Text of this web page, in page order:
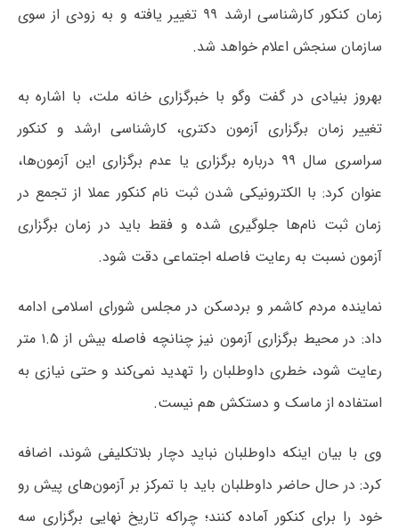
زمان کنکور کارشناسی ارشد ۹۹ تغییر یافته و به زودی از سوی
سازمان سنجش اعلام خواهد شد.
بهروز بنیادی در گفت وگو با خبرگزاری خانه ملت، با اشاره به
تغییر زمان برگزاری آزمون دکتری، کارشناسی ارشد و کنکور
سراسری سال ۹۹ درباره برگزاری یا عدم برگزاری این آزمون‌ها،
عنوان کرد: با الکترونیکی شدن ثبت‌ نام کنکور عملا از تجمع در
زمان ثبت نام‌ها جلوگیری شده و فقط باید در زمان برگزاری
آزمون نسبت به رعایت فاصله اجتماعی دقت شود.
نماینده مردم کاشمر و بردسکن در مجلس شورای اسلامی ادامه
داد: در محیط برگزاری آزمون نیز چنانچه فاصله بیش از ۱.۵ متر
رعایت شود، خطری داوطلبان را تهدید نمی‌کند و حتی نیازی به
استفاده از ماسک و دستکش هم نیست.
وی با بیان اینکه داوطلبان نباید دچار بلاتکلیفی شوند، اضافه
کرد: در حال حاضر داوطلبان باید با تمرکز بر آزمون‌های پیش رو
خود را برای کنکور آماده کنند؛ چراکه تاریخ نهایی برگزاری سه